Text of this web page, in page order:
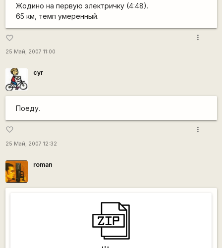
Жодино на первую электричку (4:48).
65 км, темп умеренный.
favorite_border
25 Май, 2007 11:00
more_vert
cyr
Поеду.
favorite_border
25 Май, 2007 12:32
more_vert
roman